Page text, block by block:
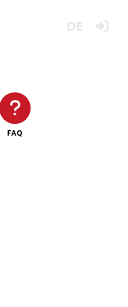
FAQ